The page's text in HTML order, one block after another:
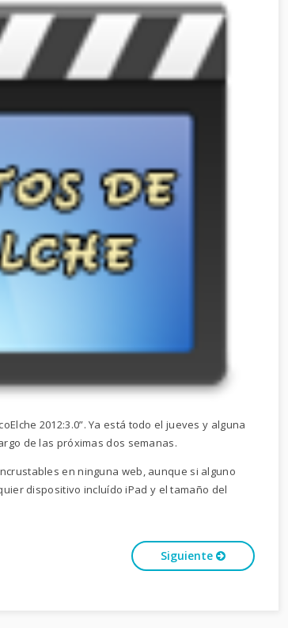
2012:3.0”. Ya está todo el jueves y alguna
de las próximas dos semanas.
en ninguna web, aunque si alguno
dispositivo incluído iPad y el tamaño del
Siguiente